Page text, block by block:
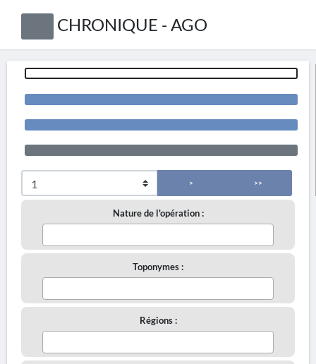
CHRONIQUE - AGO
> >>
Nature de l'opération :
Toponymes :
Régions :